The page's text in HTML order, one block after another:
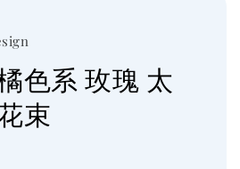
色系 玫瑰 太
束